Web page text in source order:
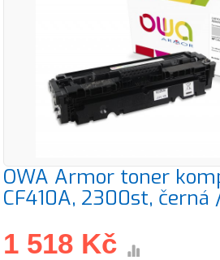
OWA Armor toner
CF410A, 2300st, černá
1 518 Kč